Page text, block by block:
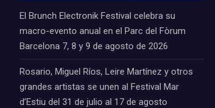
El Brunch Electronik Festival celebra su
macro-evento anual en el Parc del Fòrum
Barcelona 7, 8 y 9 de agosto de 2026
Rosario, Miguel Ríos, Leire Martínez y otros
grandes artistas se unen al Festival Mar
d’Estiu del 31 de julio al 17 de agosto